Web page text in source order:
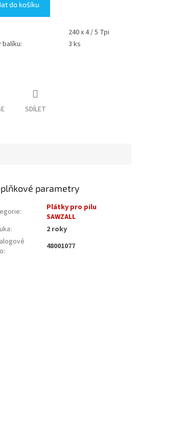
do košíku
240 x 4 / 5 Tpi
3 ks
SDÍLET
parametry
:
Plátky pro pilu
SAWZALL
:
2 roky
: 48001077